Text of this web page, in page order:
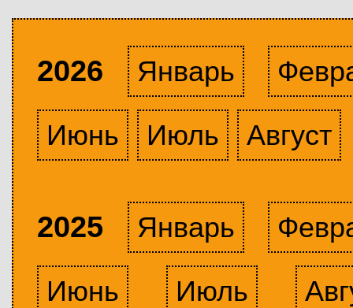
2026 Январь
Июнь
Июль Август
2025 Январь
Июнь
Июль